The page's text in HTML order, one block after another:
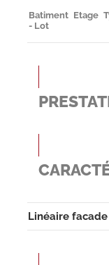
Batiment
- Lot
Etage
Linéaire facade